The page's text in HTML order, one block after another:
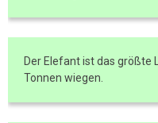
Der Elefant ist das größte
Tonnen wiegen.